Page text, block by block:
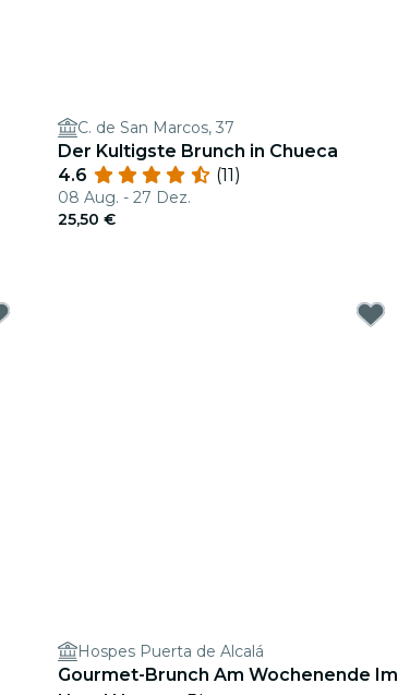
C. de San Marcos, 37
Der Kultigste Brunch in Chueca
4.6
(11)
08 Aug. - 27 Dez.
25,50 €
Hospes Puerta de Alcalá
Gourmet-Brunch Am Wochenende Im